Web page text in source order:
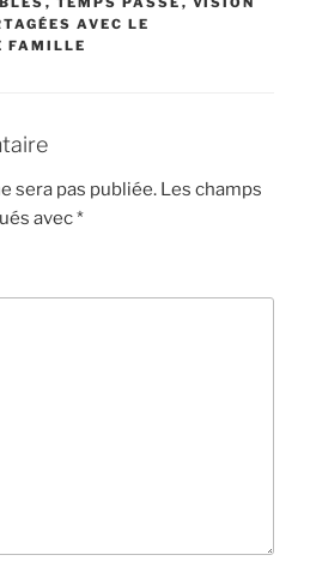
AVEC LE
FAMILLE
sera pas publiée. Les champs
avec*